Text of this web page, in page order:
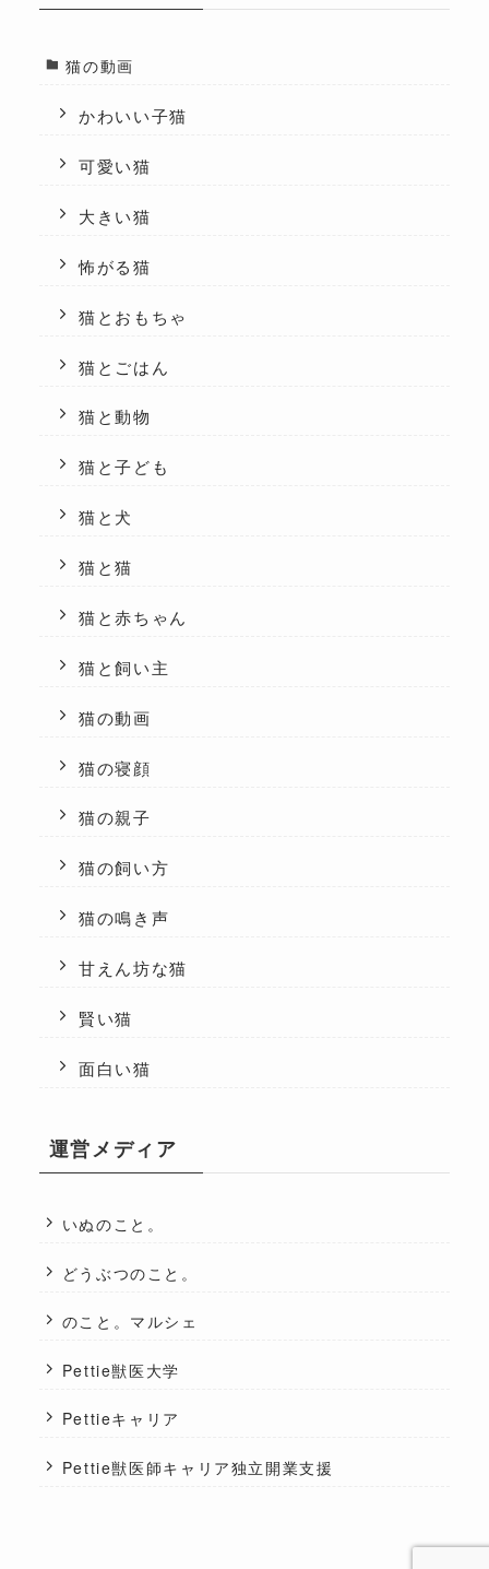
猫の動画
かわいい子猫
可愛い猫
大きい猫
怖がる猫
猫とおもちゃ
猫とごはん
猫と動物
猫と子ども
猫と犬
猫と猫
猫と赤ちゃん
猫と飼い主
猫の動画
猫の寝顔
猫の親子
猫の飼い方
猫の鳴き声
甘えん坊な猫
賢い猫
面白い猫
運営メディア
いぬのこと。
どうぶつのこと。
のこと。マルシェ
Pettie獣医大学
Pettieキャリア
Pettie獣医師キャリア独立開業支援